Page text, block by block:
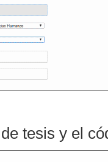
tesis y el